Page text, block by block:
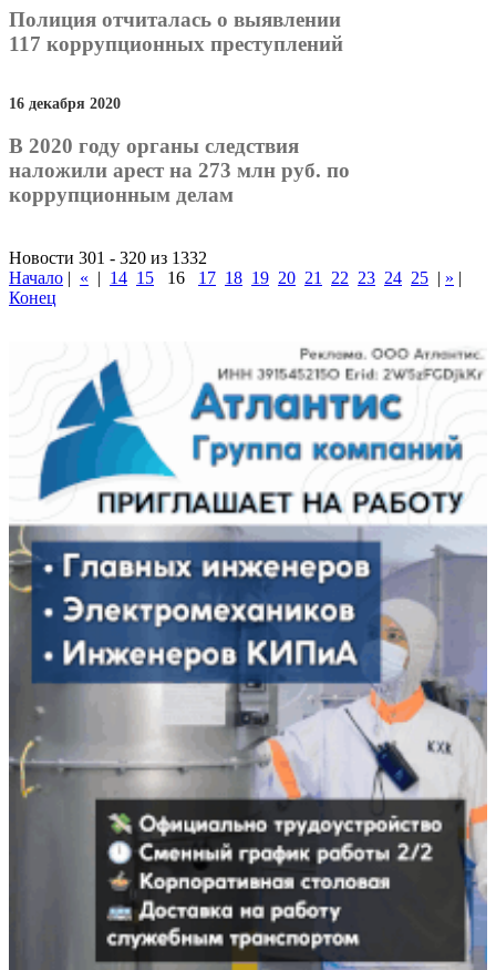
Полиция отчиталась о выявлении
117 коррупционных преступлений
16 декабря 2020
В 2020 году органы следствия
наложили арест на 273 млн руб. по
коррупционным делам
Новости 301 - 320 из 1332
Начало | « | 14 15 16 17 18 19 20 21 22 23 24 25 | » |
Конец